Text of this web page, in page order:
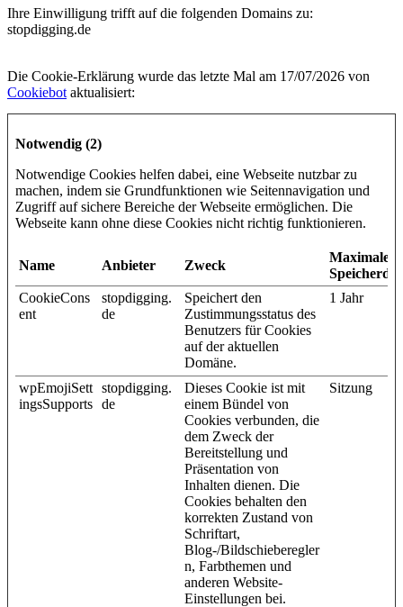
Ihre Einwilligung trifft auf die folgenden Domains zu:
stopdigging.de
Die Cookie-Erklärung wurde das letzte Mal am 17/07/2026 von
Cookiebot aktualisiert:
Notwendig (2)
Notwendige Cookies helfen dabei, eine Webseite nutzbar zu
machen, indem sie Grundfunktionen wie Seitennavigation und
Zugriff auf sichere Bereiche der Webseite ermöglichen. Die
Webseite kann ohne diese Cookies nicht richtig funktionieren.
Name Anbieter Zweck
Maximale
CookieCons
ent
stopdigging.
de
Speichert den
Zustimmungsstatus des
Benutzers für Cookies
auf der aktuellen
Domäne.
1 Jahr
wpEmojiSett
ingsSupports
stopdigging.
de
Dieses Cookie ist mit
einem Bündel von
Cookies verbunden, die
dem Zweck der
Bereitstellung und
Präsentation von
Inhalten dienen. Die
Cookies behalten den
korrekten Zustand von
Schriftart,
Blog-/Bildschieberegler
n, Farbthemen und
anderen Website-
Einstellungen bei.
Sitzung